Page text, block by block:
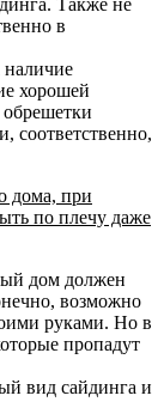
в
наличие
хорошей
соответственно,
дома, при
по плечу даже
дом должен
возможно
руками. Но в
пропадут
вид сайдинга и